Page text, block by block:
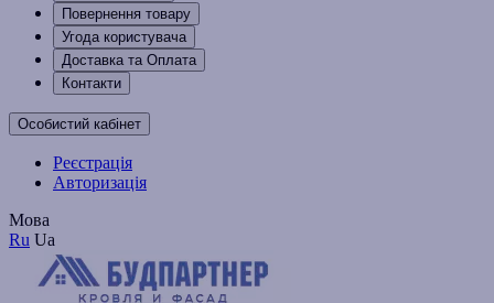
Повернення товару
Угода користувача
Доставка та Оплата
Контакти
Особистий кабінет
Реєстрація
Авторизація
Мова
Ru Ua